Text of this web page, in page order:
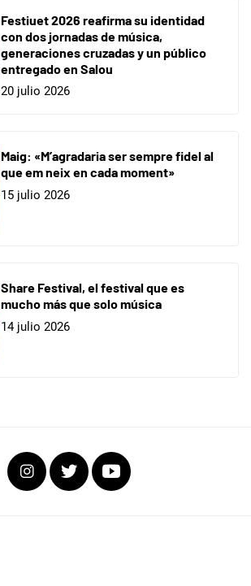
Festiuet 2026 reafirma su identidad
con dos jornadas de música,
generaciones cruzadas y un público
entregado en Salou
20 julio 2026
Maig: «M’agradaria ser sempre fidel al
que em neix en cada moment»
15 julio 2026
Share Festival, el festival que es
mucho más que solo música
14 julio 2026
InstagramTwitterYoutube